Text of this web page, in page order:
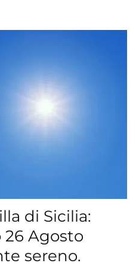
di Sicilia:
Agosto
sereno.